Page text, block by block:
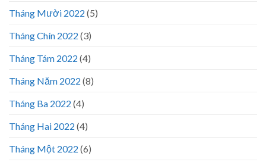
Tháng Mười 2022 (5)
Tháng Chín 2022 (3)
Tháng Tám 2022 (4)
Tháng Năm 2022 (8)
Tháng Ba 2022 (4)
Tháng Hai 2022 (4)
Tháng Một 2022 (6)